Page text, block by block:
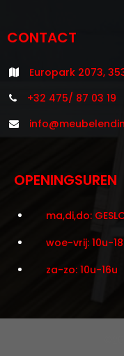
CONTACT
Europark 2073,
+32 475/ 87 03 19
OPENINGSUREN
ma,di,do:
woe-vrij: 10u-
za-zo: 10u-16u